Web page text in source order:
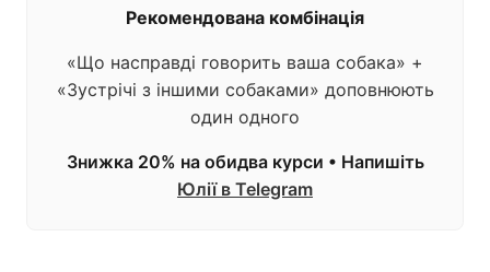
Рекомендована комбінація
«Що насправді говорить ваша собака» +
«Зустрічі з іншими собаками» доповнюють
один одного
Знижка 20% на обидва курси • Напишіть
Юлії в Telegram